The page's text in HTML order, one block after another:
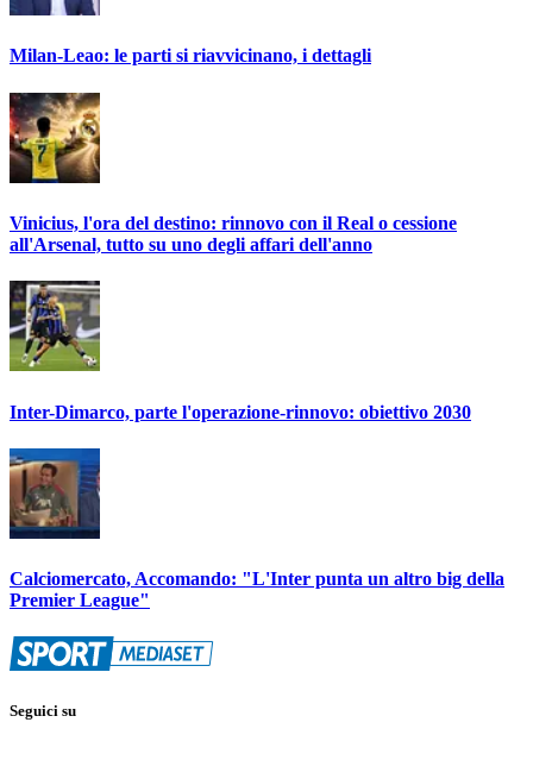
Milan-Leao: le parti si riavvicinano, i dettagli
Vinicius, l'ora del destino: rinnovo con il Real o cessione
all'Arsenal, tutto su uno degli affari dell'anno
Inter-Dimarco, parte l'operazione-rinnovo: obiettivo 2030
Calciomercato, Accomando: "L'Inter punta un altro big della
Premier League"
Seguici su